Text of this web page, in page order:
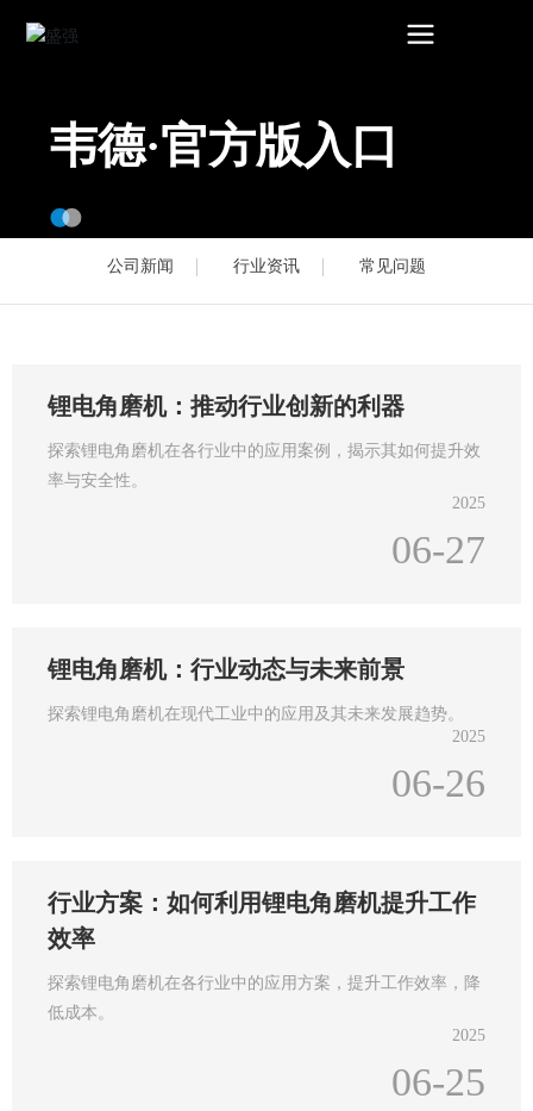
韦德·官方版入口
公司新闻 行业资讯 常见问题
锂电角磨机：推动行业创新的利器
探索锂电角磨机在各行业中的应用案例，揭示其如何提升效
率与安全性。
2025
06-27
锂电角磨机：行业动态与未来前景
探索锂电角磨机在现代工业中的应用及其未来发展趋势。
2025
06-26
行业方案：如何利用锂电角磨机提升工作
效率
探索锂电角磨机在各行业中的应用方案，提升工作效率，降
低成本。
2025
06-25